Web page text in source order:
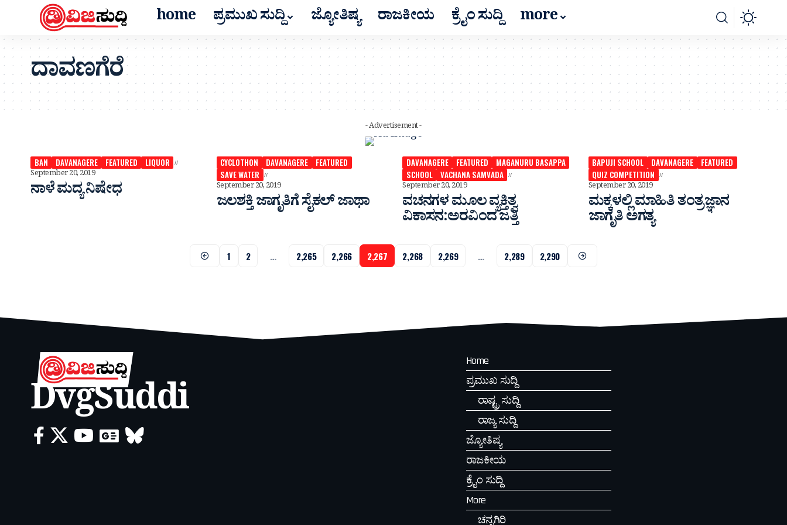
home ಪ್ರಮುಖ ಸುದ್ದಿ ಜ್ಯೋತಿಷ್ಯ ರಾಜಕೀಯ ಕ್ರೈಂ ಸುದ್ದಿ more
ದಾವಣಗೆರೆ
- Advertisement -
BAN DAVANAGERE FEATURED LIQUOR
September 20, 2019
ನಾಳೆ ಮದ್ಯ ನಿಷೇಧ
CYCLOTHON DAVANAGERE
FEATURED
SAVE WATER
September 20, 2019
ಜಲಶಕ್ತಿ ಜಾಗೃತಿಗೆ ಸೈಕಲ್ ಜಾಥಾ
DAVANAGERE FEATURED
MAGANURU BASAPPA
SCHOOL
VACHANA SAMVADA
September 20, 2019
ವಚನಗಳ ಮೂಲ ವ್ಯಕ್ತಿತ್ವ
ವಿಕಾಸನ:ಅರವಿಂದ ಜತ್ತಿ
BAPUJI SCHOOL DAVANAGERE
FEATURED
QUIZ COMPETITION
September 20, 2019
ಮಕ್ಕಳಲ್ಲಿ ಮಾಹಿತಿ ತಂತ್ರಜ್ಞಾನ
ಜಾಗೃತಿ ಅಗತ್ಯ
1 2 … 2,265 2,266 2,267 2,268 2,269 … 2,289 2,290
DvgSuddi
Home
ಪ್ರಮುಖ ಸುದ್ದಿ
ರಾಷ್ಟ್ರ ಸುದ್ದಿ
ರಾಜ್ಯ ಸುದ್ದಿ
ಜ್ಯೋತಿಷ್ಯ
ರಾಜಕೀಯ
ಕ್ರೈಂ ಸುದ್ದಿ
More
ಚನ್ನಗಿರಿ